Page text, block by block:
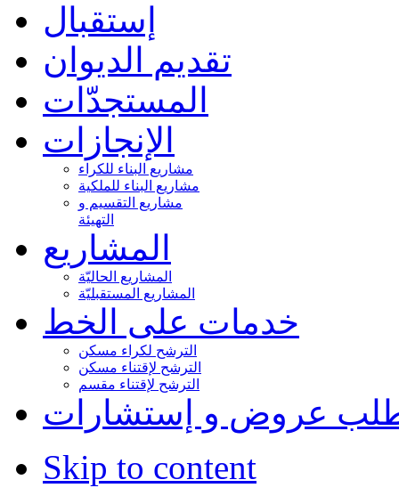
إستقبال
تقديم الديوان
المستجدّات
الإنجازات
مشاريع البناء للكراء
مشاريع البناء للملكية
مشاريع التقسيم و
التهيئة
المشاريع
المشاريع الحاليّة
المشاريع المستقبليّة
خدمات على الخط
الترشح لكراء مسكن
الترشح لإقتناء مسكن
الترشح لإقتناء مقسم
عروض و إستشارات
Skip to content